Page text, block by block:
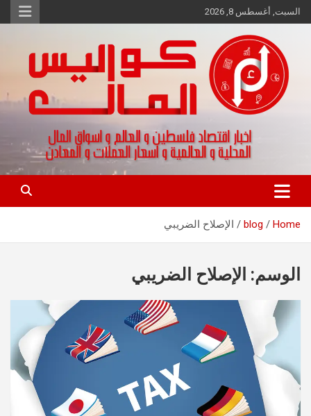
Skip
to
السبت, أغسطس 8, 2026
كواليس المال
اخبار اقتصاد فلسطين و العالم و تقارير اسواق المال و العملات
Home
blog الإصلاح الضريبي
الوسم: الإصلاح الضريبي